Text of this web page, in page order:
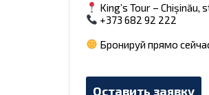
King’s Tour – Chișinău,
+373 682 92 222
Бронируй прямо
Оставить заявку